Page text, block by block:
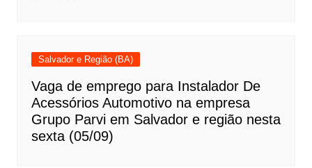
Salvador e Região (BA)
Vaga de emprego para Instalador De
Acessórios Automotivo na empresa
Grupo Parvi em Salvador e região nesta
sexta (05/09)